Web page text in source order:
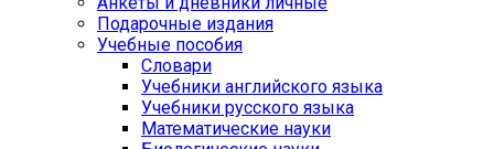
Подарочные издания
Учебные пособия
Словари
Учебники английского языка
Учебники русского языка
Математические науки